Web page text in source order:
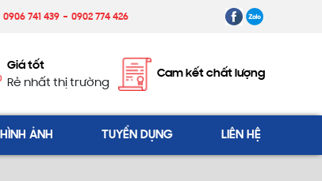
0906 741 439 0902 774 426
Giá tốt
Rẻ nhất thị trường
Cam kết chất lượng
HÌNH ẢNH TUYỂN DỤNG LIÊN HỆ